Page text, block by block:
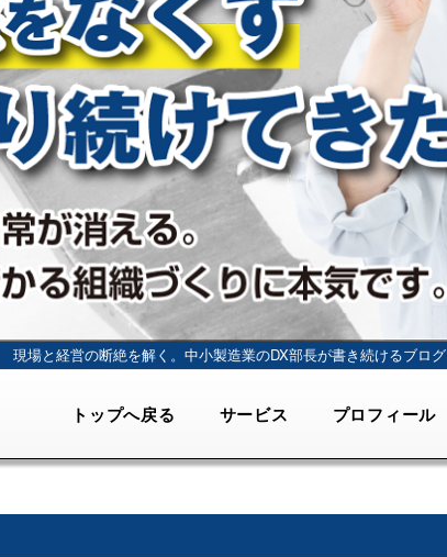
現場と経営の断絶を解く。 中小製造業のDX部長が書き続けるブログ
トップへ戻る サービス プロフィール